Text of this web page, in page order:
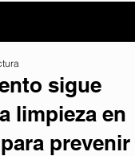
sigue
limpieza en
prevenir